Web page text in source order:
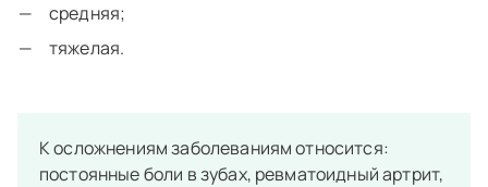
средняя;
тяжелая.
К осложнениям заболеваниям относится:
постоянные боли в зубах, ревматоидный артрит,